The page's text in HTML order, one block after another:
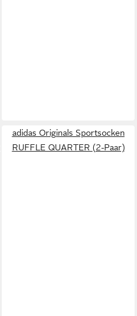
adidas Originals Sportsocken
RUFFLE QUARTER (2-Paar)